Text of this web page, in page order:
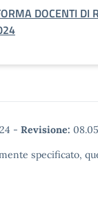
DOCENTI DI
- Revisione:
specificato,